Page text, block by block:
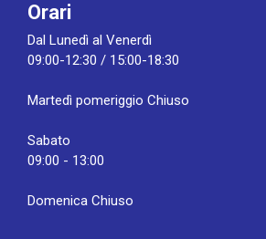
Orari
Dal Lunedì al Venerdì
09:00-12:30 / 15:00-18:30
Martedì pomeriggio Chiuso
Sabato
09:00 - 13:00
Domenica Chiuso